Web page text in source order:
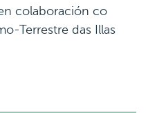
colaboración co
Terrestre das Illas